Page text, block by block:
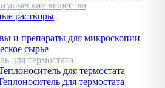
вещества
растворы
и препараты для микроскопии
сырье
для термостата
для термостата
для термостата